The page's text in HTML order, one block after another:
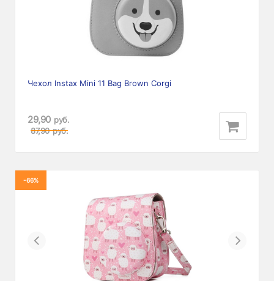
Чехол Instax Mini 11 Bag Brown Corgi
29,90 руб.
87,90 руб.
-66%
Previous Next